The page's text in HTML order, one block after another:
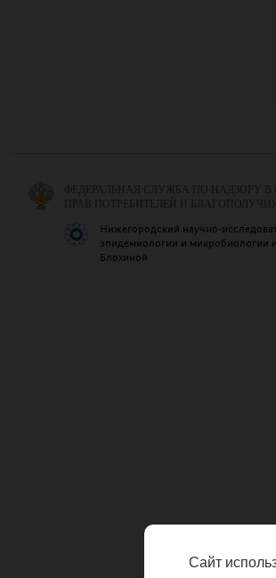
ФЕДЕРАЛЬНАЯ СЛУЖБА ПО НАДЗОРУ В
ПРАВ ПОТРЕБИТЕЛЕЙ И
Нижегородский научно-
эпидемиологии и микробиологии
Блохиной
Сайт